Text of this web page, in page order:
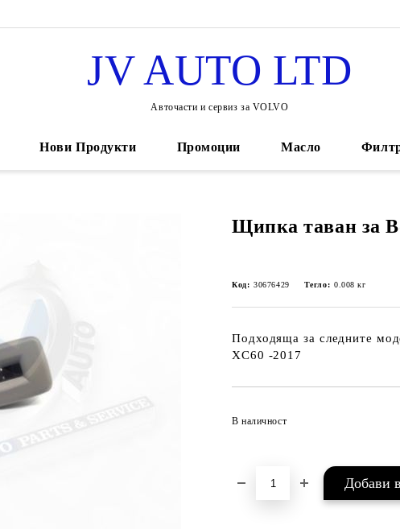
JV AUTO LTD
Авточасти и сервиз за VOLVO
Нови Продукти Промоции Масло
Щипка таван за
Код: 30676429 Тегло: 0.008 кг
Подходяща за следните
XC60 -2017
В наличност